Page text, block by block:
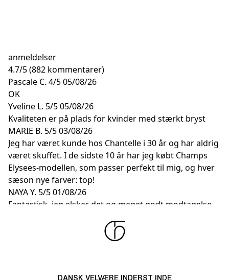
anmeldelser
4.7/5(882 kommentarer)
Pascale C. 4/505/08/26
OK
Yveline L. 5/505/08/26
Kvaliteten er på plads for kvinder med stærkt bryst
MARIE B. 5/503/08/26
Jeg har været kunde hos Chantelle i 30 år og har aldrig
været skuffet. I de sidste 10 år har jeg købt Champs
Elysees-modellen, som passer perfekt til mig, og hver
sæson nye farver: top!
NAYA Y. 5/501/08/26
Fantastisk, jeg elsker det og meget godt modtagelse
DANSK VELVÆRE INDERST INDE